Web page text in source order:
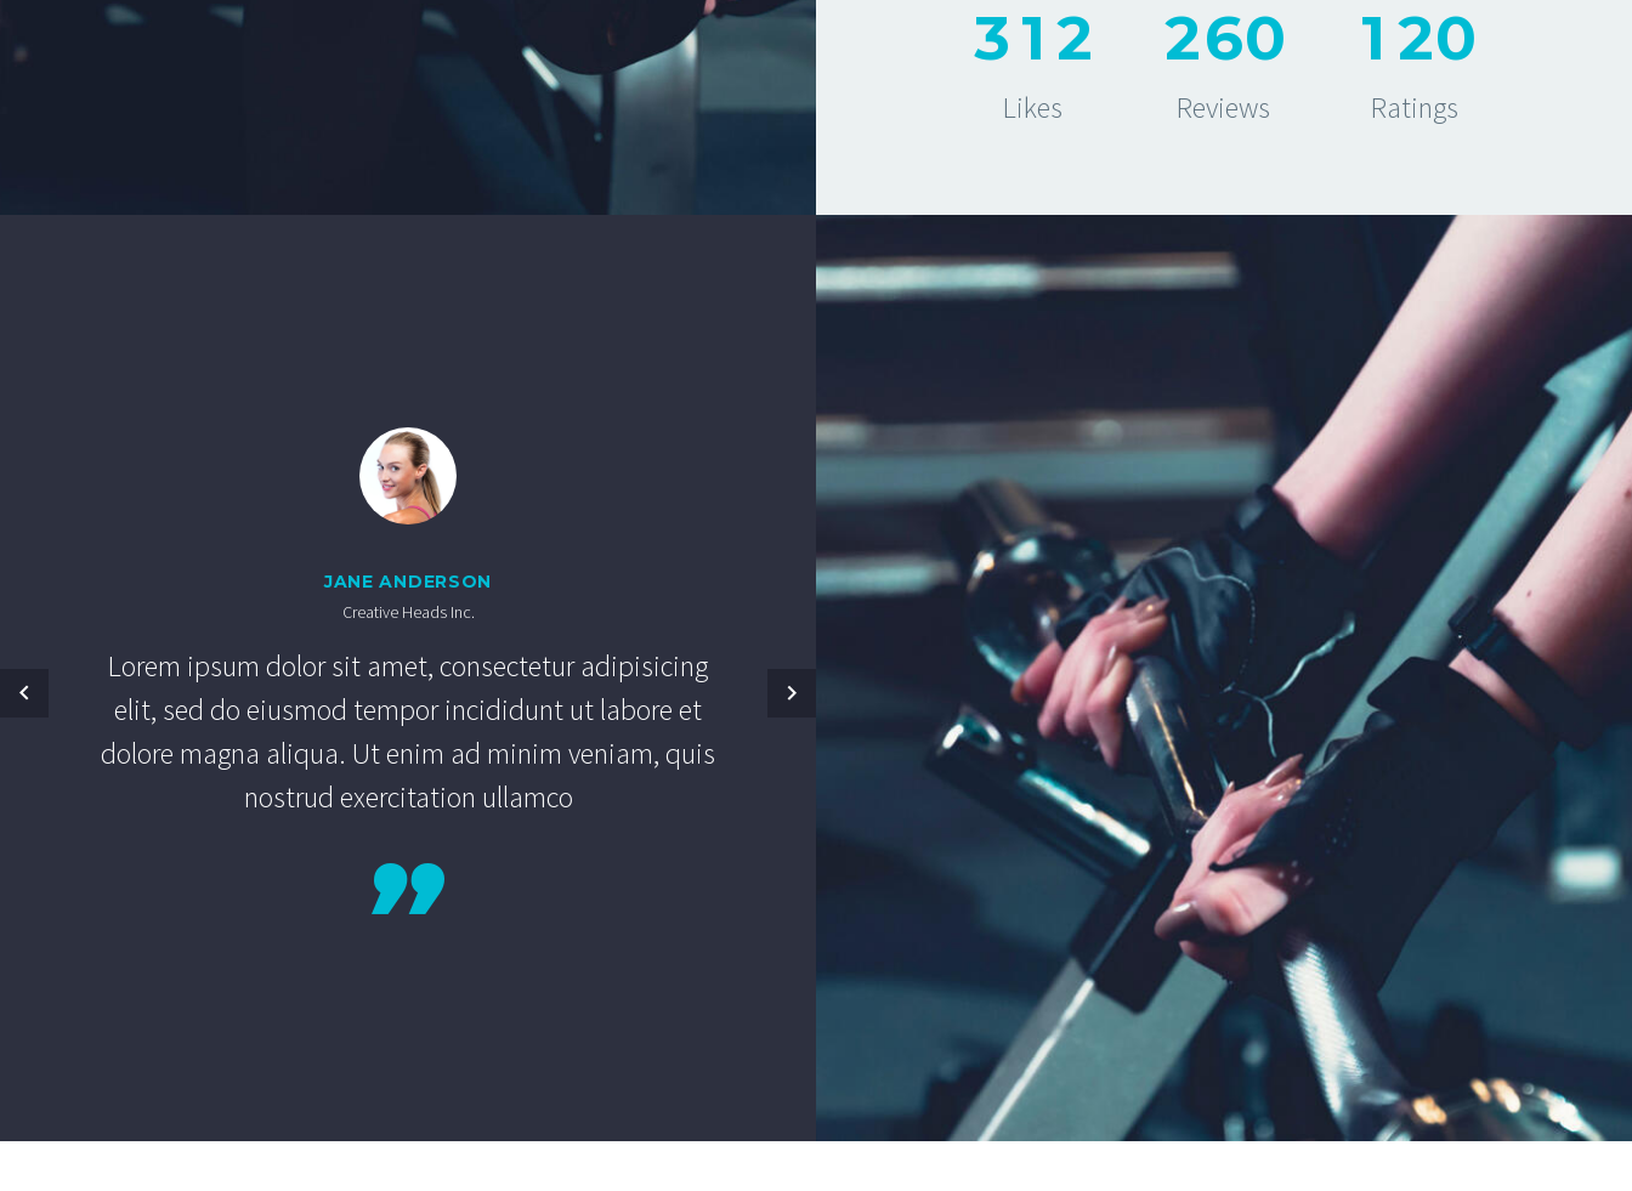
31 2
Likes
260
Reviews
1 20
Ratings
JANE ANDERSON
Creative Heads Inc.
Lorem ipsum dolor sit amet, consectetur adipisicing
elit, sed do eiusmod tempor incididunt ut labore et
dolore magna aliqua. Ut enim ad minim veniam, quis
nostrud exercitation ullamco
JENIFFER BURNS
Creative Heads Inc.
TheGem comes with an extended powerful theme
options panel, which allows you to customize just
anything in an appearance of your website – with few
clicks.